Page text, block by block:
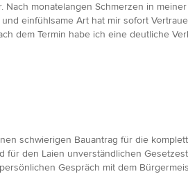
monatelangen Schmerzen in
einfühlsame Art hat mir sofort
dem Termin habe ich eine deutliche
schwierigen Bauantrag für die
den Laien unverständlichen
Gespräch mit dem